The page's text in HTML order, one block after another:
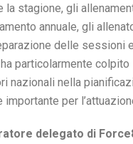
stagione, gli
annuale, gli
delle sessioni
particolarmente
nazionali nella
per
delegato di